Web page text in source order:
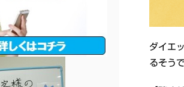
ダイエ
るそう